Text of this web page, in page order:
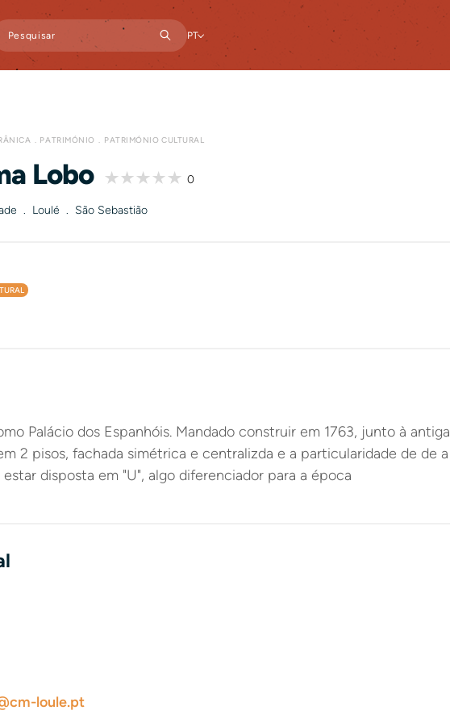
PT
PATRIMÓNIO PATRIMÓNIO CULTURAL
Lobo 0
. Loulé . São Sebastião
Palácio dos Espanhóis. Mandado construir em 1763, junto à antiga
2 pisos, fachada simétrica e centralizda e a particularidade de de a
disposta em "U", algo diferenciador para a época
loule.pt